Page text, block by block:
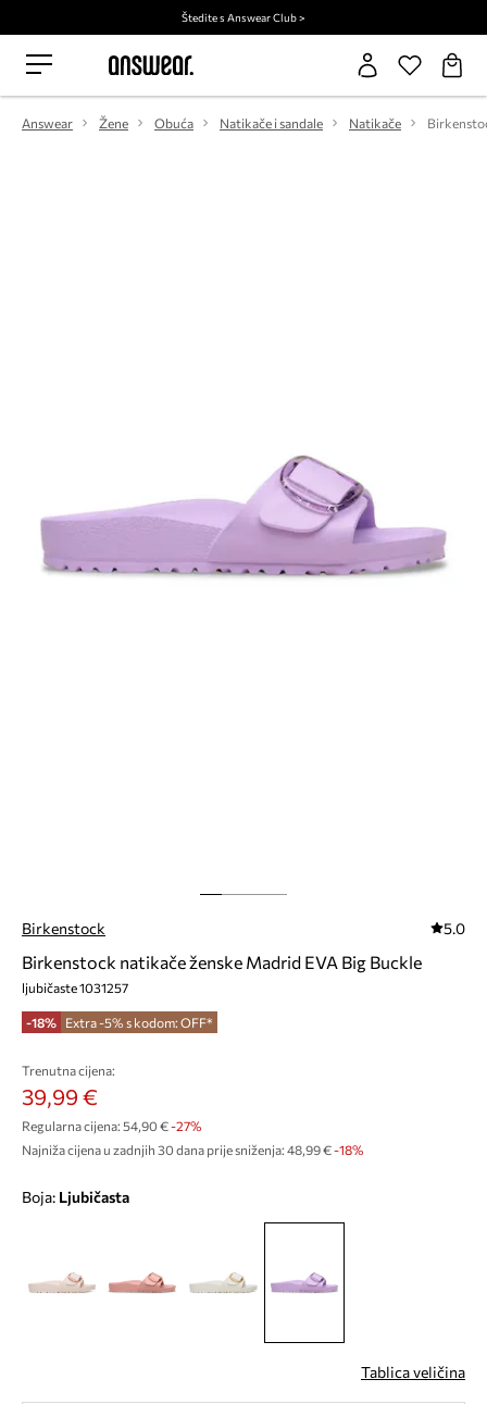
Štedite s Answear Club >
Answear Žene Obuća Natikače i sandale Natikače
Birkenstock 5.0
Birkenstock natikače ženske Madrid EVA Big Buckle
ljubičaste 1031257
-18% Extra -5% s kodom: OFF*
Trenutna cijena:
39,99 €
Regularna cijena: 54,90 €-27%
Najniža cijena u zadnjih 30 dana prije sniženja: 48,99 € -18%
Boja: ljubičasta
Tablica veličina